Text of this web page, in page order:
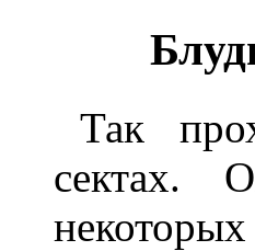
Так
сектах.